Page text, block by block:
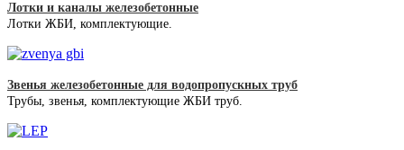
Лотки и каналы железобетонные
Лотки ЖБИ, комплектующие.
Звенья железобетонные для водопропускных труб
Трубы, звенья, комплектующие ЖБИ труб.